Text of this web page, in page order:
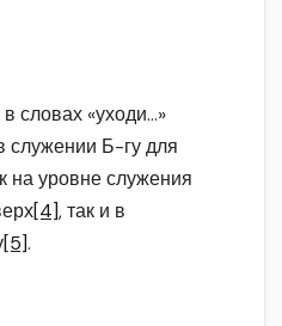
словах «уходи…»
служении Б-гу для
на уровне служения
[4], так и в
[5].